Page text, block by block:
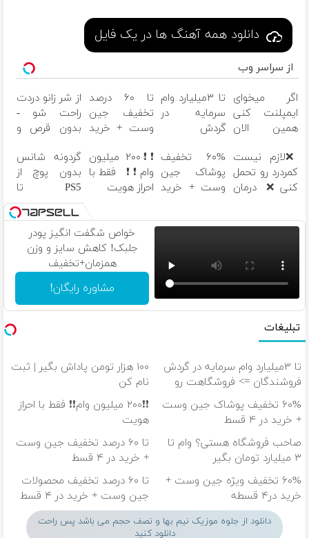
دانلود همه آهنگ ها در یک فایل
از سراسر وب
اگر میخوای
ایمپلنت کنی
همین الان
با ۲۵ میلیون
تومان!!!
تا ۳میلیارد وام
سرمایه در
گردش
فروشگاهت رو
ثبت کن
تا ۶۰ درصد
تخفیف جین
وست + خرید
از شر زانو دردت
راحت شو -
بدون قرص و
❌لازم نیست
کمردرد رو تحمل
کنی❌ درمان
قرص
۶۰% تخفیف
پوشاک جین
وست + خرید
❗❗۲۰۰ میلیون
وام❗❗ فقط با
احراز هویت
گردونه شانس
بدون پوچ از
PS5 تا
آیفون17 و
بیت کوین 🔥
خواص شگفت انگیز پودر
جلبک! کاهش سایز و وزن
همزمان+تخفیف
مشاوره رایگان!
تبلیغات
تا ۳میلیارد وام سرمایه در گردش
فروشندگان => فروشگاهت رو
ثبت کن
۱۰۰ هزار تومن پاداش بگیر | ثبت
نام کن
۶۰% تخفیف پوشاک جین وست
+ خرید در ۴ قسط
❗❗۲۰۰ میلیون وام❗❗ فقط با احراز
هویت
صاحب فروشگاه هستی؟ وام تا
۳ میلیارد تومان بگیر
تا ۶۰ درصد تخفیف جین وست
+ خرید در ۴ قسط
۶۰% تخفیف ویژه جین وست +
خرید در۴ قسطه
تا ۶۰ درصد تخفیف محصولات
جین وست + خرید در ۴ قسط
دانلود از جلوه موزیک نیم بها و نصف حجم می باشد پس راحت
دانلود کنید